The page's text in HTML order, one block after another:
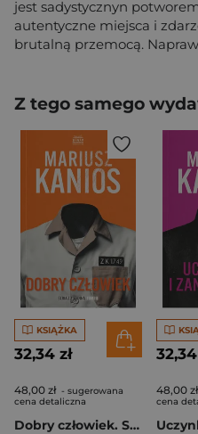
jest sadystycznyn
autentyczne miejsca i
brutalną przemocą.
Z tego samego
KSIĄŻKA
32,34 zł
48,00 zł - sugerowana
cena detaliczna
Dobry człowiek. Seriaz z Zuzanną. Tom 3
32,34
48,00 zł
cena